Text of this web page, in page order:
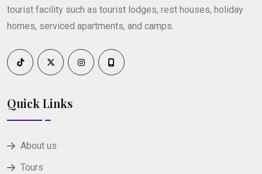
tourist facility such as tourist lodges, rest houses, holiday
homes, serviced apartments, and camps.
Quick Links
About us
Tours